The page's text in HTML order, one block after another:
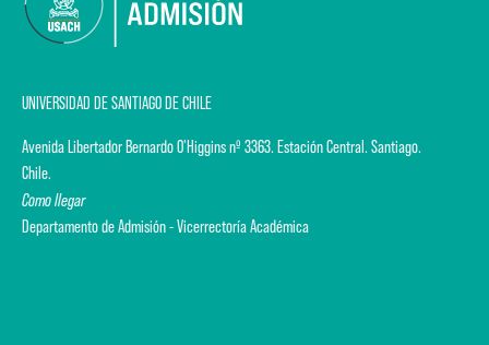
UNIVERSIDAD DE SANTIAGO DE CHILE
Avenida Libertador Bernardo O'Higgins nº 3363. Estación Central. Santiago.
Chile.
Como llegar
Departamento de Admisión - Vicerrectoría Académica